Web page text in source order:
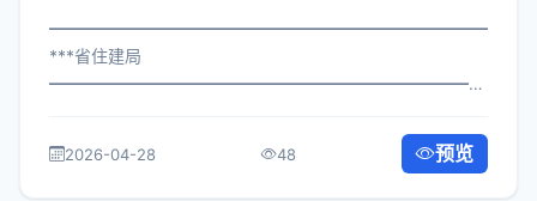
***省住建局
构： 为深入贯彻落实习近平总书记关于关...
2026-04-28 48 预览